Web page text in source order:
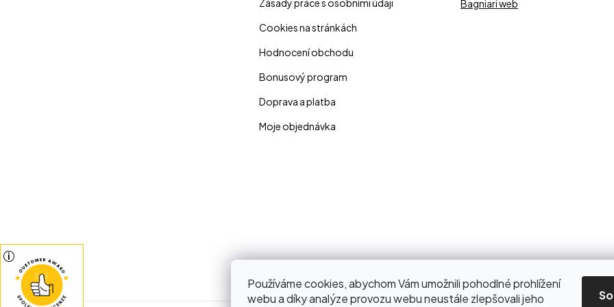
Používáme cookies, abychom Vám umožnili pohodlné prohlížení
webu a díky analýze provozu webu neustále zlepšovali jeho
Zásady práce s osobními údaji
Cookies na stránkách
Hodnocení obchodu
Bonusový program
Doprava a platba
Moje objednávka
Bagniari web